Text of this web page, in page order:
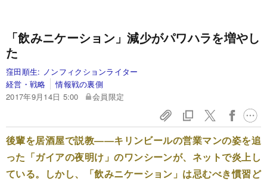
「飲みニケーション」減少がパワハラを増やし
た
窪田順生: ノンフィクションライター
経営・戦略
情報戦の裏側
2017年9月14日 5:00
会員限定
後輩を居酒屋で説教――キリンビールの営業マンの姿を追
った「ガイアの夜明け」のワンシーンが、ネットで炎上し
ている。しかし、「飲みニケーション」は忌むべき慣習ど